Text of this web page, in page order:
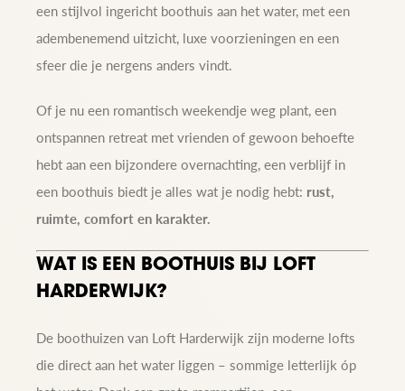
een stijlvol ingericht boothuis aan het water, met een
adembenemend uitzicht, luxe voorzieningen en een
sfeer die je nergens anders vindt.
Of je nu een romantisch weekendje weg plant, een
ontspannen retreat met vrienden of gewoon behoefte
hebt aan een bijzondere overnachting, een verblijf in
een boothuis biedt je alles wat je nodig hebt: rust,
ruimte, comfort en karakter.
WAT IS EEN BOOTHUIS BIJ LOFT
HARDERWIJK?
De boothuizen van Loft Harderwijk zijn moderne lofts
die direct aan het water liggen – sommige letterlijk óp